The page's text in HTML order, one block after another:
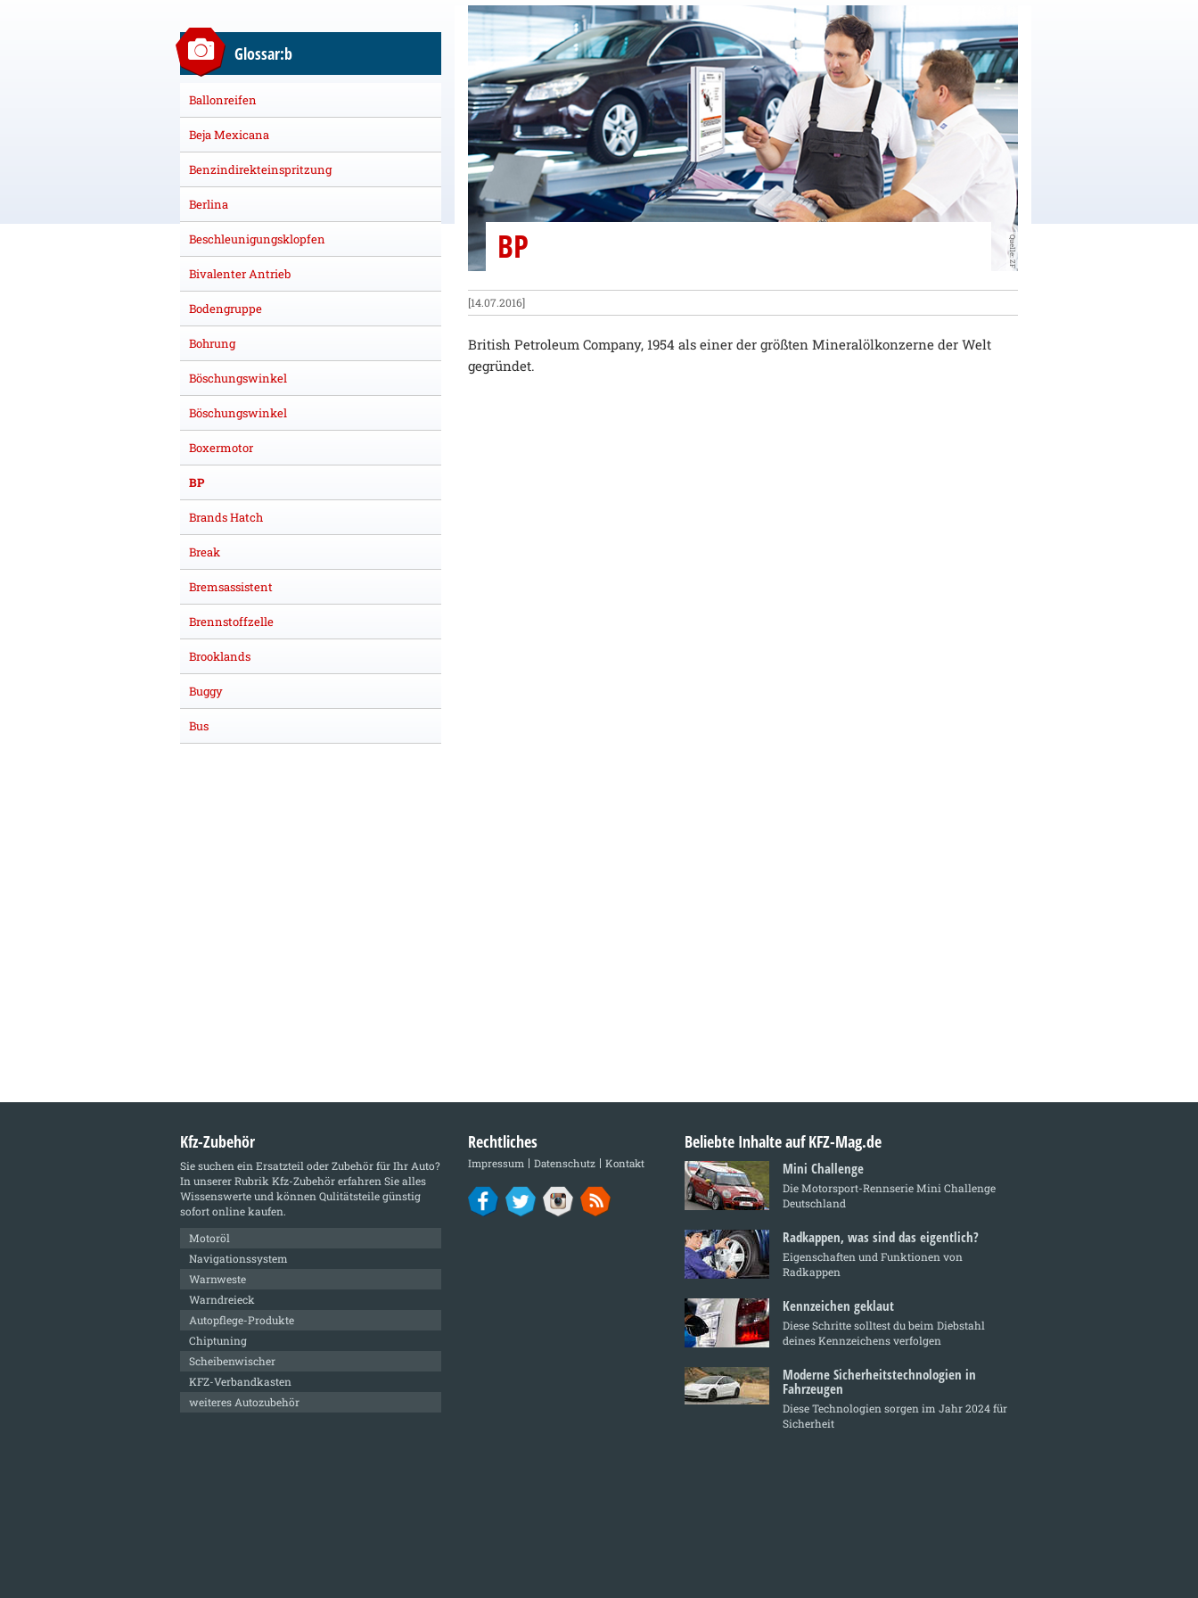
Quelle: ZF
BP
[14.07.2016]
British Petroleum Company, 1954 als einer der größten Mineralölkonzerne der Welt
gegründet.
Glossar:b
Ballonreifen
Beja Mexicana
Benzindirekteinspritzung
Berlina
Beschleunigungsklopfen
Bivalenter Antrieb
Bodengruppe
Bohrung
Böschungswinkel
Böschungswinkel
Boxermotor
BP
Brands Hatch
Break
Bremsassistent
Brennstoffzelle
Brooklands
Buggy
Bus
Kfz-Zubehör
Sie suchen ein Ersatzteil oder Zubehör für Ihr Auto?
In unserer Rubrik Kfz-Zubehörerfahren Sie alles
Wissenswerte und können Qulitätsteile günstig
sofort online kaufen.
Motoröl
Navigationssystem
Warnweste
Warndreieck
Autopflege-Produkte
Chiptuning
Scheibenwischer
KFZ-Verbandkasten
weiteres Autozubehör
Rechtliches
Impressum Datenschutz Kontakt
Beliebte Inhalte auf KFZ-Mag.de
Mini Challenge
Die Motorsport-Rennserie Mini Challenge
Deutschland
Radkappen, was sind das eigentlich?
Eigenschaften und Funktionen von
Radkappen
Kennzeichen geklaut
Diese Schritte solltest du beim Diebstahl
deines Kennzeichens verfolgen
Moderne Sicherheitstechnologien in
Fahrzeugen
Diese Technologien sorgen im Jahr 2024 für
Sicherheit